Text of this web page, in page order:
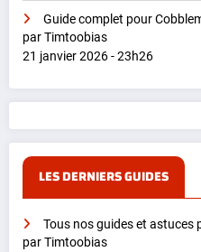
Guide complet pour
par Timtoobias
21 janvier 2026 - 23h26
LES DERNIERS GUIDES
Tous nos guides et astuces
par Timtoobias